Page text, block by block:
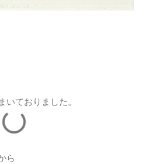
いておりました。
ら